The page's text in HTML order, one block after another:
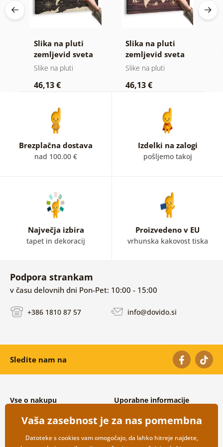
Slika na pluti
zemljevid sveta
na lesenem
Slike na pluti
46,13 €
Slika na pluti
zemljevid sveta
na lesu
Slike na pluti
46,13 €
Brezplačna dostava
nad 100.00 €
Izdelki na zalogi
pošljemo takoj
Največja izbira
tapet in dekoracij
Proizvedeno v EU
vrhunska kakovost tiska
Podpora strankam
v času delovnih dni Pon-Pet: 10:00 - 15:00
+386 1810 87 57 info@dovido.si
Sledite nam na
Vse o nakupu
Splošni in reklamacijski pogoji
Varovanje osebnih podatkov
Možnosti dostave in plačila
Uporabne informacije
Pogosto zastavljena vprašanja
Kontakti
Vaša zasebnost je za nas pomembna
Datoteke s cookies vam omogočajo, da lahko hitreje najdete,